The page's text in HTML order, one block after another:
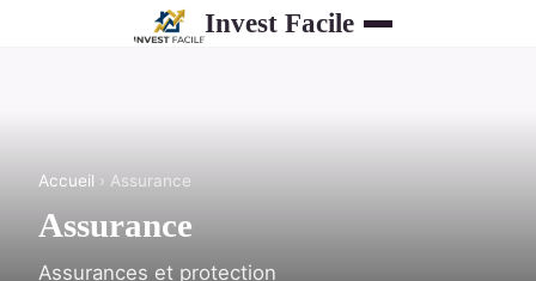
Invest Facile
Accueil › Assurance
Assurance
Assurances et protection